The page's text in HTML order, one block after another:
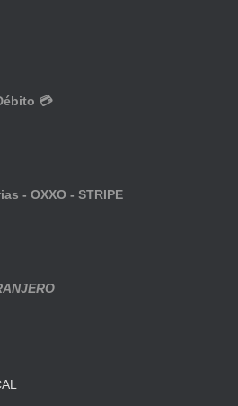
💳
- OXXO - STRIPE